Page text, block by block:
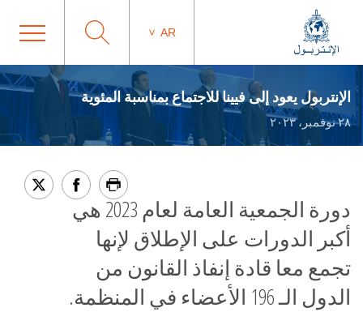
AR
الإنتربول يعود إلى فيينا للاجتماع بمناسبة المئوية
٢٨ نوفمبر، ٢٠٢٣
دورة الجمعية العامة لعام 2023 هي
أكبر الدورات على الإطلاق لإنها
تجمع معا قادة إنفاذ القانون من
الدول الـ 196 الأعضاء في المنظمة.